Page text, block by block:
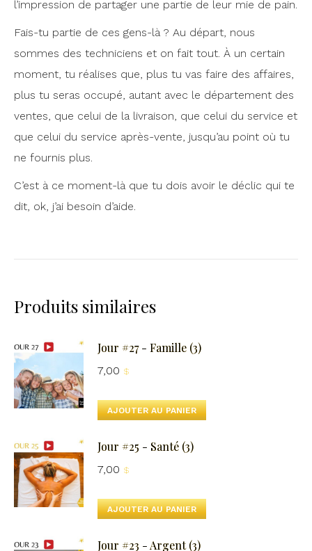
l’impression de partager une partie de leur mie de pain.
Fais-tu partie de ces gens-là ? Au départ, nous
sommes des techniciens et on fait tout. À un certain
moment, tu réalises que, plus tu vas faire des affaires,
plus tu seras occupé, autant avec le département des
ventes, que celui de la livraison, que celui du service et
que celui du service après-vente, jusqu’au point où tu
ne fournis plus.
C’est à ce moment-là que tu dois avoir le déclic qui te
dit, ok, j’ai besoin d’aide.
Produits similaires
Jour #27 - Famille (3)
7,00 $
AJOUTER AU PANIER
Jour #25 - Santé (3)
7,00 $
AJOUTER AU PANIER
Jour #23 - Argent (3)